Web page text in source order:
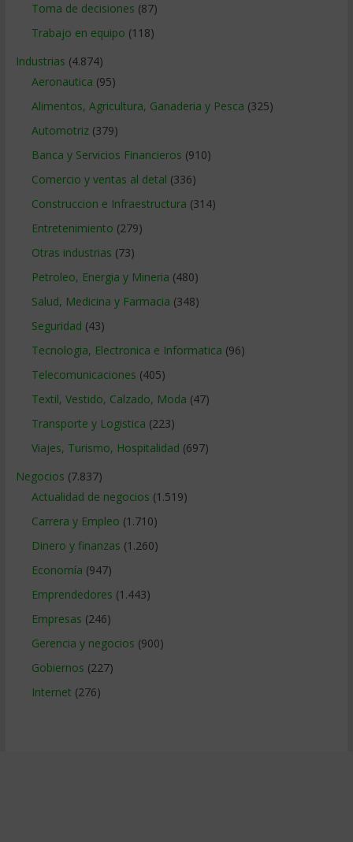
Toma de decisiones (87)
Trabajo en equipo (118)
Industrias (4.874)
Aeronautica (95)
Alimentos, Agricultura, Ganaderia y Pesca (325)
Automotriz(379)
Banca y Servicios Financieros (910)
Comercio y ventas al detal (336)
Construccion e Infraestructura (314)
Entretenimiento (279)
Otras industrias (73)
Petroleo, Energia y Mineria (480)
Salud, Medicina y Farmacia (348)
Seguridad (43)
Tecnologia, Electronica e Informatica (96)
Telecomunicaciones (405)
Textil, Vestido, Calzado, Moda (47)
Transporte y Logistica (223)
Viajes, Turismo, Hospitalidad (697)
Negocios (7.837)
Actualidad de negocios (1.519)
Carrera y Empleo (1.710)
Dinero y finanzas (1.260)
Economía (947)
Emprendedores (1.443)
Empresas (246)
Gerencia y negocios (900)
Gobiernos (227)
Internet (276)